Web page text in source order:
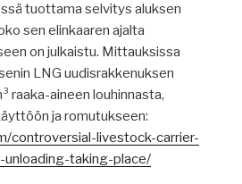
tuottama selvitys aluksen
sen elinkaaren ajalta
on julkaistu. Mittauksissa
LNG uudisrakkenuksen
raaka-aineen louhinnasta,
ja romutukseen:
controversial-livestock-carrier-
taking-place/